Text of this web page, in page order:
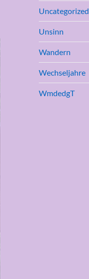
Uncategorized
Unsinn
Wandern
Wechseljahre
WmdedgT